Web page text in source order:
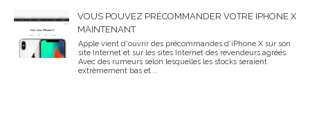
VOUS POUVEZ PRÉCOMMANDER VOTRE IPHONE X
MAINTENANT
Apple vient d'ouvrir des précommandes d'iPhone X sur son
site Internet et sur les sites Internet des revendeurs agréés.
Avec des rumeurs selon lesquelles les stocks seraient
extrêmement bas et...